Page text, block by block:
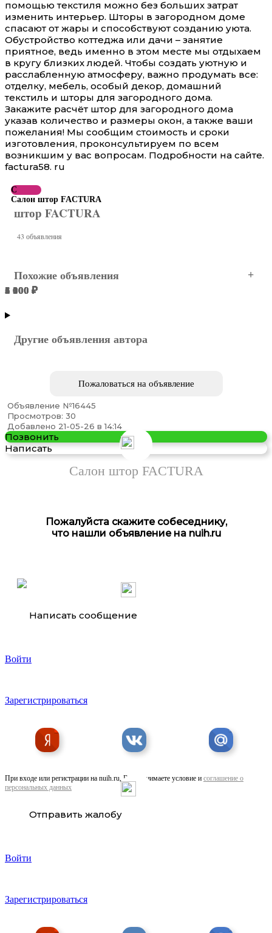
помощью текстиля можно без больших затрат
изменить интерьер. Шторы в загородном доме
спасают от жары и способствуют созданию уюта.
Обустройство коттеджа или дачи – занятие
приятное, ведь именно в этом месте мы отдыхаем
в кругу близких людей. Чтобы создать уютную и
расслабленную атмосферу, важно продумать все:
отделку, мебель, особый декор, домашний
текстиль и шторы для загородного дома.
Закажите расчёт штор для загородного дома
указав количество и размеры окон, а также ваши
пожелания! Мы сообщим стоимость и сроки
изготовления, проконсультируем по всем
возникшим у вас вопросам. Подробности на сайте.
factura58. ru
С
Салон штор FACTURA
штор FACTURA
43 объявления
Похожие объявления
Предлагаем Пошив штор на заказ
3 000 ₽
6 100 ₽
5 000 ₽
Предлагаем Принт на тканях
5 300 ₽
1 000 ₽
1 000 ₽
Другие объявления автора
Пожаловаться на объявление
Объявление №16445
Просмотров: 30
Добавлено 21-05-26 в 14:14
Позвонить
Написать
Салон штор FACTURA
Пожалуйста скажите собеседнику,
что нашли объявление на nuih.ru
Написать сообщение
Войти
Зарегистрироваться
При входе или регистрации на nuih.ru, Вы принимаете условие и соглашение о
персональных данных
Отправить жалобу
Войти
Зарегистрироваться